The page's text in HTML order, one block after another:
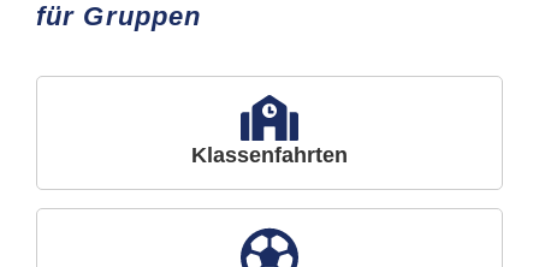
für Gruppen
Klassenfahrten